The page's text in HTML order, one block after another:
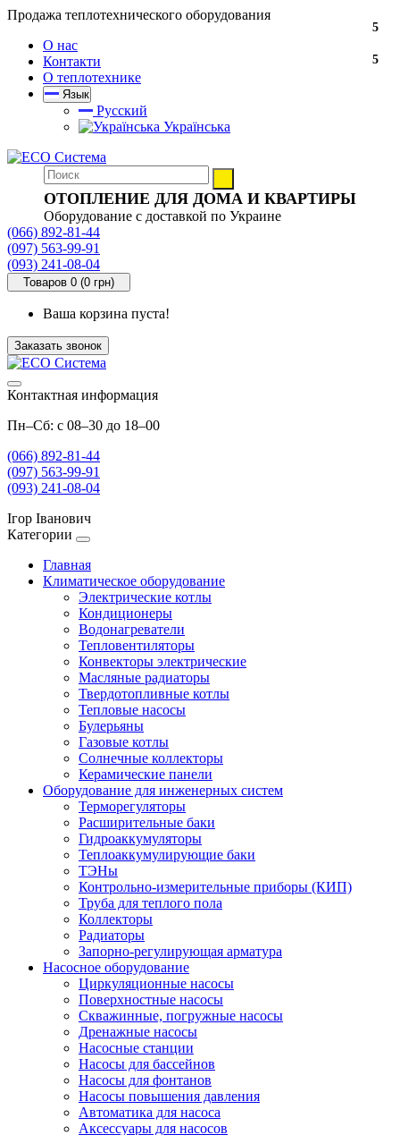
Продажа теплотехнического оборудования
О нас
Контакти
О теплотехнике
Язык
Русский
Українська
ОТОПЛЕНИЕ ДЛЯ ДОМА И КВАРТИРЫ
Оборудование с доставкой по Украине
(066) 892-81-44
(097) 563-99-91
(093) 241-08-04
Товаров 0 (0 грн)
Ваша корзина пуста!
Заказать звонок
Контактная информация
Пн–Сб: с 08–30 до 18–00
(066) 892-81-44
(097) 563-99-91
(093) 241-08-04
Ігор Іванович
Категории
Главная
Климатическое оборудование
Электрические котлы
Кондиционеры
Водонагреватели
Тепловентиляторы
Конвекторы электрические
Масляные радиаторы
Твердотопливные котлы
Тепловые насосы
Булерьяны
Газовые котлы
Солнечные коллекторы
Керамические панели
Оборудование для инженерных систем
Терморегуляторы
Расширительные баки
Гидроаккумуляторы
Теплоаккумулирующие баки
ТЭНы
Контрольно-измерительные приборы (КИП)
Труба для теплого пола
Коллекторы
Радиаторы
Запорно-регулирующая арматура
Насосное оборудование
Циркуляционные насосы
Поверхностные насосы
Скважинные, погружные насосы
Дренажные насосы
Насосные станции
Насосы для бассейнов
Насосы для фонтанов
Насосы повышения давления
Автоматика для насоса
Аксессуары для насосов
5
5